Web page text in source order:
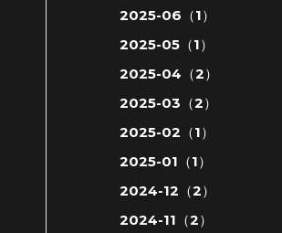
2025-06（1）
2025-05（1）
2025-04（2）
2025-03（2）
2025-02（1）
2025-01（1）
2024-12（2）
2024-11（2）